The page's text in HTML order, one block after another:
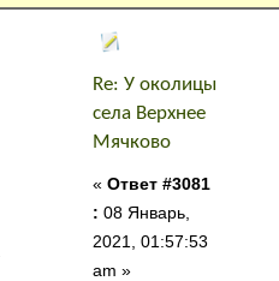
Re: У околицы
села Верхнее
Мячково
« Ответ #3081
: 08 Январь,
2021, 01:57:53
am »